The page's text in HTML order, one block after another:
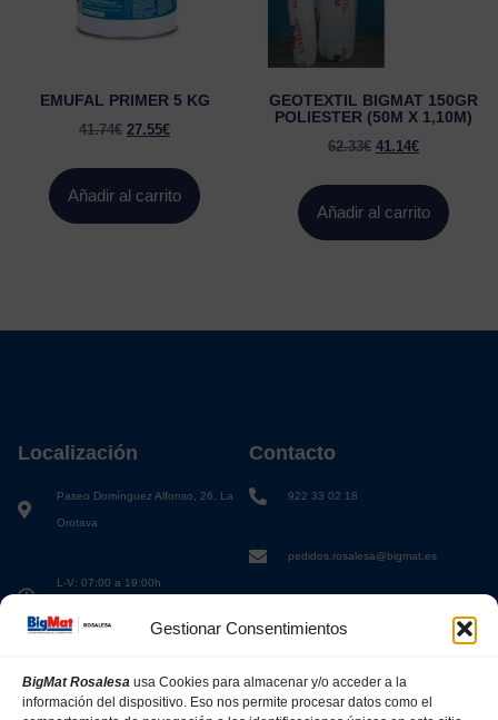
Gestionar Consentimientos
BigMat Rosalesa usa Cookies para almacenar y/o acceder a la
información del dispositivo. Eso nos permite procesar datos como el
EMUFAL PRIMER 5 KG
41.74€ 27.55€
Añadir al carrito
GEOTEXTIL BIGMAT 150GR
POLIESTER (50M X 1,10M)
62.33€ 41.14€
Añadir al carrito
Localización
Paseo Domínguez Alfonso, 26. La
Orotava
L-V: 07:00 a 19:00h
Contacto
922 33 02 18
pedidos.rosalesa@bigmat.es